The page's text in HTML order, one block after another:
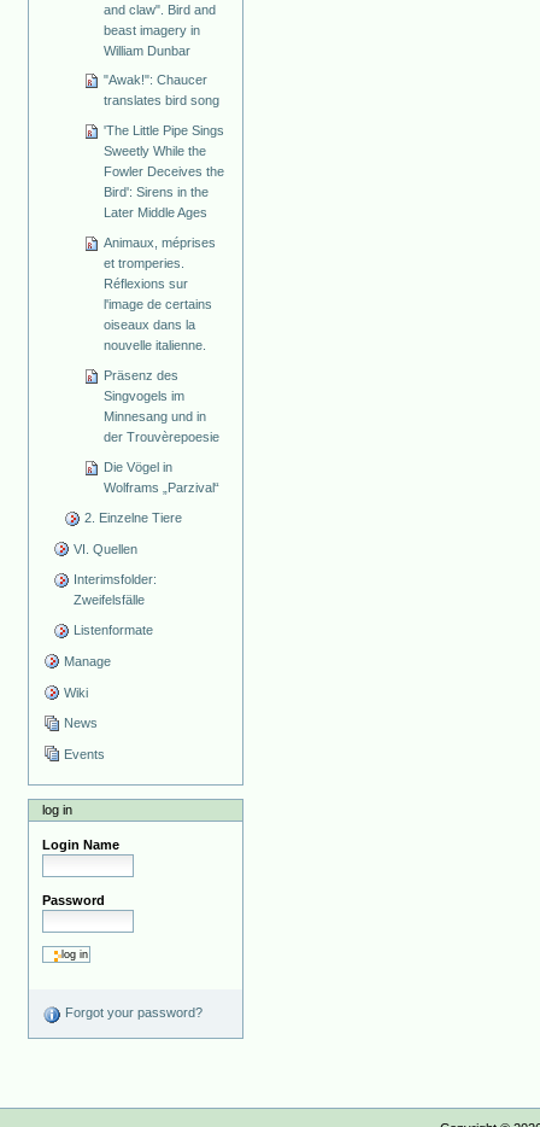
and claw". Bird and
beast imagery in
William Dunbar
"Awak!": Chaucer
translates bird song
'The Little Pipe Sings
Sweetly While the
Fowler Deceives the
Bird': Sirens in the
Later Middle Ages
Animaux, méprises
et tromperies.
Réflexions sur
l'image de certains
oiseaux dans la
nouvelle italienne.
Präsenz des
Singvogels im
Minnesang und in
der Trouvèrepoesie
Die Vögel in
Wolframs „Parzival“
2. Einzelne Tiere
VI. Quellen
Interimsfolder:
Zweifelsfälle
Listenformate
Manage
Wiki
News
Events
log in
Login Name
Password
Forgot your password?